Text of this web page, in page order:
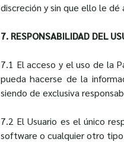
discreción y sin que ello le dé
7. RESPONSABILIDAD DEL
7.1 El acceso y el uso de la
pueda hacerse de la
siendo de exclusiva
7.2 El Usuario es el único
software o cualquier otro